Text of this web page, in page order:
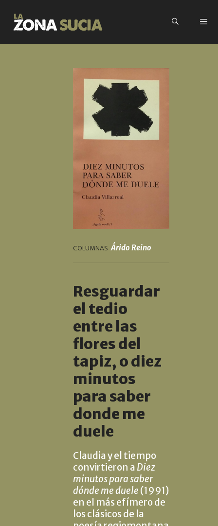
COLUMNASÁrido Reino
Resguardar
el tedio
entre las
flores del
tapiz, o diez
minutos
para saber
donde me
duele
Claudia y el tiempo
convirtieron a Diez
minutos para saber
dónde me duele (1991)
en el más efímero de
los clásicos de la